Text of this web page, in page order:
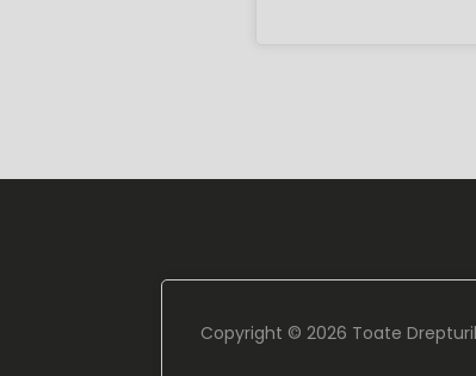
Copyright © 2026 Toate